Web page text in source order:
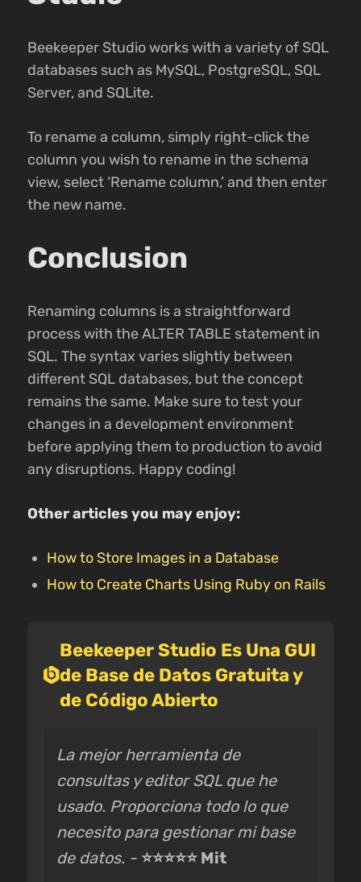
Beekeeper Studio works with a variety of SQL
databases such as MySQL, PostgreSQL, SQL
Server, and SQLite.
To rename a column, simply right-click the
column you wish to rename in the schema
view, select ‘Rename column,’ and then enter
the new name.
Conclusion
Renaming columns is a straightforward
process with the ALTER TABLE statement in
SQL. The syntax varies slightly between
different SQL databases, but the concept
remains the same. Make sure to test your
changes in a development environment
before applying them to production to avoid
any disruptions. Happy coding!
Other articles you may enjoy:
How to Store Images in a Database
How to Create Charts Using Ruby on Rails
Beekeeper Studio Es Una GUI
de Base de Datos Gratuita y
de Código Abierto
La mejor herramienta de
consultas y editor SQL que he
usado. Proporciona todo lo que
necesito para gestionar mi base
de datos. - ⭐⭐⭐⭐⭐ Mit